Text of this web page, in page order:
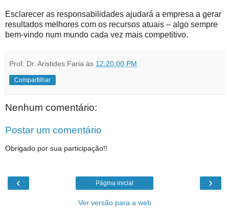
Esclarecer as responsabilidades ajudará a empresa a gerar
resultados melhores com os recursos atuais – algo sempre
bem-vindo num mundo cada vez mais competitivo.
Prof. Dr. Aristides Faria às 12:20:00 PM
Compartilhar
Nenhum comentário:
Postar um comentário
Obrigado por sua participação!!
‹ ›
Página inicial
Ver versão para a web